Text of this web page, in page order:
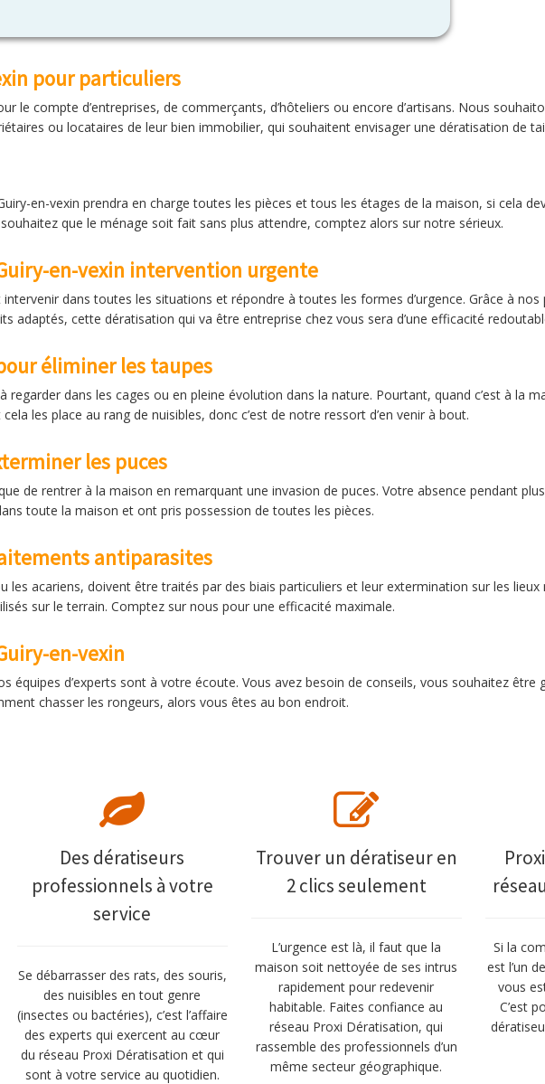
pour particuliers
le compte d’entreprises, de commerçants, d’hôteliers ou encore d’artisans. Nous
ou locataires de leur bien immobilier, qui souhaitent envisager une dératisation de
en-vexin prendra en charge toutes les pièces et tous les étages de la maison, si cela
que le ménage soit fait sans plus attendre, comptez alors sur notre sérieux.
en-vexin intervention urgente
dans toutes les situations et répondre à toutes les formes d’urgence. Grâce à nos
adaptés, cette dératisation qui va être entreprise chez vous sera d’une efficacité
éliminer les taupes
dans les cages ou en pleine évolution dans la nature. Pourtant, quand c’est à la
les place au rang de nuisibles, donc c’est de notre ressort d’en venir à bout.
les puces
de rentrer à la maison en remarquant une invasion de puces. Votre absence pendant
toute la maison et ont pris possession de toutes les pièces.
antiparasites
les acariens, doivent être traités par des biais particuliers et leur extermination sur les lieux
sur le terrain. Comptez sur nous pour une efficacité maximale.
en-vexin
équipes d’experts sont à votre écoute. Vous avez besoin de conseils, vous souhaitez être
chasser les rongeurs, alors vous êtes au bon endroit.
Des dératiseurs
professionnels à votre
service
Se débarrasser des rats, des souris,
des nuisibles en tout genre
(insectes ou bactéries), c’est l’affaire
des experts qui exercent au cœur
du réseau Proxi Dératisation et qui
sont à votre service au quotidien.
Trouver un dératiseur en
2 clics seulement
L’urgence est là, il faut que la
maison soit nettoyée de ses intrus
rapidement pour redevenir
habitable. Faites confiance au
réseau Proxi Dératisation, qui
rassemble des professionnels d’un
même secteur géographique.
Si la
est l’un
vous
C’est